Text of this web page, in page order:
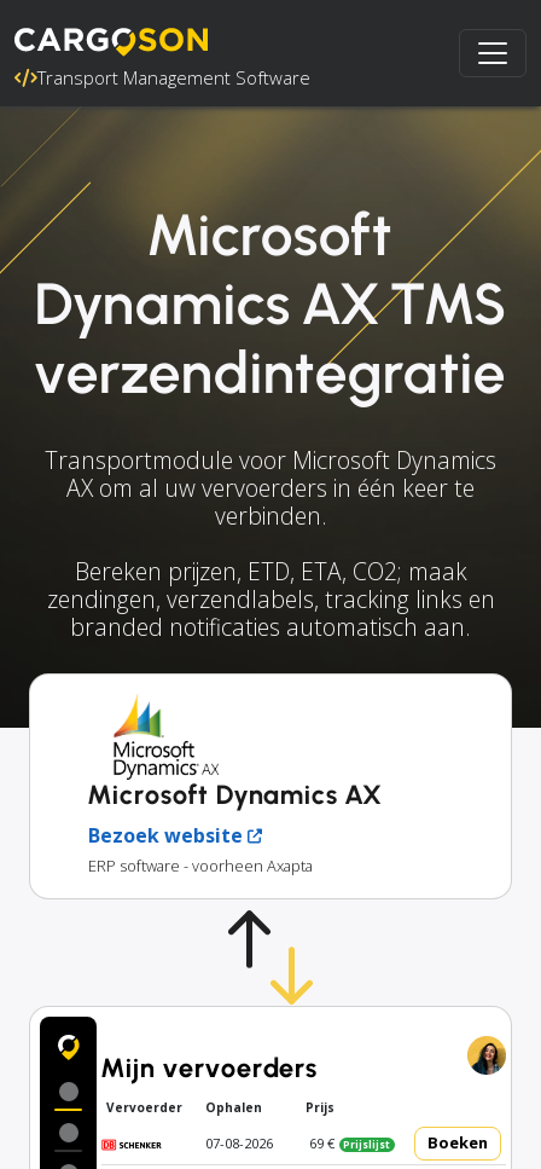
Transport Management Software
Microsoft
Dynamics AX TMS
verzendintegratie
Transportmodule voor Microsoft Dynamics
AX om al uw vervoerders in één keer te
verbinden.
Bereken prijzen, ETD, ETA, CO2; maak
zendingen, verzendlabels, tracking links en
branded notificaties automatisch aan.
Microsoft Dynamics AX
Bezoek website
ERP software - voorheen Axapta
Mijn vervoerders
Vervoerder Ophalen Prijs
07-08-2026 69 € Prijslijst Boeken